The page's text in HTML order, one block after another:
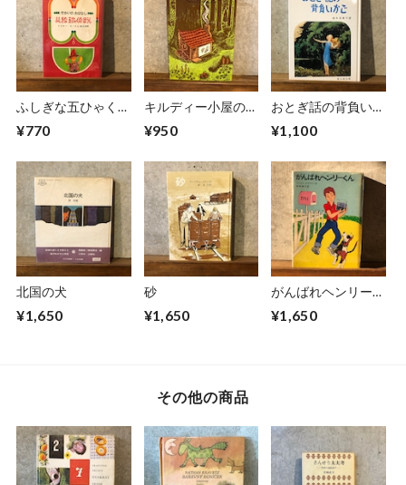
ふしぎな五ひゃくの
¥770
キルディー小屋のア
¥950
おとぎ話の背負いか
¥1,100
北国の犬
¥1,650
砂
¥1,650
がんばれヘンリーく
¥1,650
その他の商品